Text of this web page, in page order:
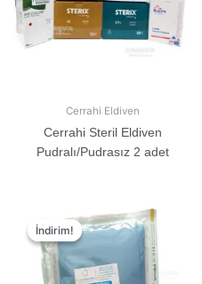
Cerrahi Eldiven
Cerrahi Steril Eldiven
Pudralı/Pudrasız 2 adet
İndirim!
İndirim!